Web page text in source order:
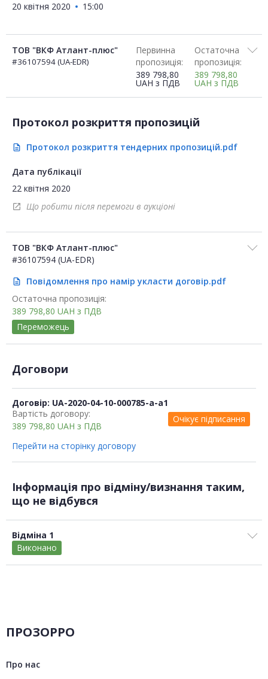
20 квітня 2020
15:00
ТОВ "ВКФ Атлант-плюс"
#36107594 (UA-EDR)
Первинна
пропозиція:
389 798,80
UAH з ПДВ
Остаточна
пропозиція:
389 798,80
UAH з ПДВ
Протокол розкриття пропозицій
description Протокол розкриття тендерних пропозицій.pdf
Дата публікації
22 квітня 2020
open_in_new Що робити після перемоги в аукціоні
ТОВ "ВКФ Атлант-плюс"
#36107594 (UA-EDR)
description
Повідомлення про намір укласти договір.pdf
Остаточна пропозиція:
389 798,80 UAH з ПДВ
Переможець
Договори
Договір: UA-2020-04-10-000785-a-a1
Вартість договору:
389 798,80 UAH з ПДВ
Очікує підписання
Перейти на сторінку договору
Інформація про відміну/визнання таким,
що не відбувся
Відміна 1
Виконано
ПРОЗОРРО
Про нас